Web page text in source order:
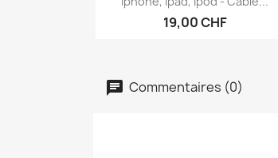
19,00 CHF
Commentaires (0)